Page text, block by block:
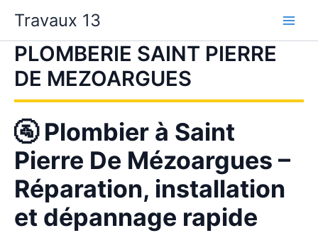
contenu
Travaux 13
PLOMBERIE SAINT PIERRE
DE MEZOARGUES
🚰 Plombier à Saint
Pierre De Mézoargues –
Réparation, installation
et dépannage rapide